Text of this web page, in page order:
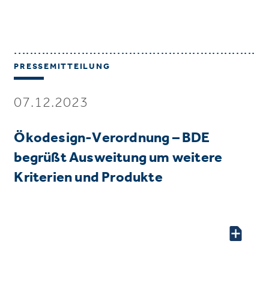
PRESSEMITTEILUNG
07.12.2023
Ökodesign-Verordnung – BDE
begrüßt Ausweitung um weitere
Kriterien und Produkte